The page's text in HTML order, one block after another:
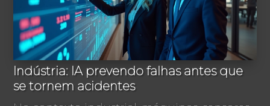
Indústria: IA prevendo falhas antes que
se tornem acidentes